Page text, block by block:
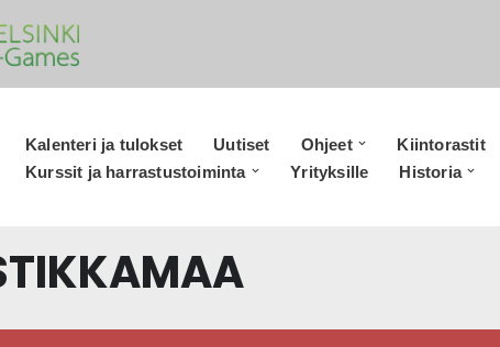
Kalenteri ja tulokset Uutiset Ohjeet Kiintorastit
Kurssit ja harrastustoiminta
Yrityksille Historia